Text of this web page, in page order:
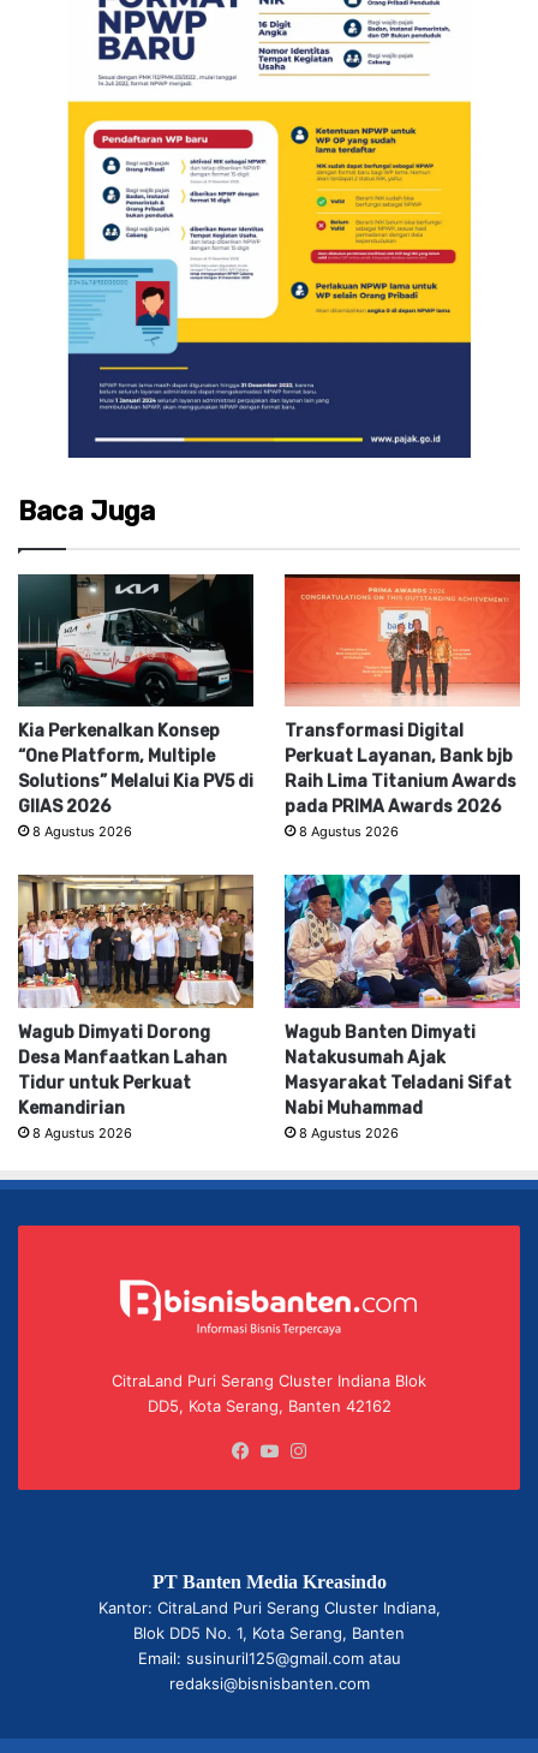
Baca Juga
Kia Perkenalkan Konsep
“One Platform, Multiple
Solutions” Melalui Kia PV5 di
GIIAS 2026
8 Agustus 2026
Transformasi Digital
Perkuat Layanan, Bank bjb
Raih Lima Titanium Awards
pada PRIMA Awards 2026
8 Agustus 2026
Wagub Dimyati Dorong
Desa Manfaatkan Lahan
Tidur untuk Perkuat
Kemandirian
8 Agustus 2026
Wagub Banten Dimyati
Natakusumah Ajak
Masyarakat Teladani Sifat
Nabi Muhammad
8 Agustus 2026
CitraLand Puri Serang Cluster Indiana Blok
DD5, Kota Serang, Banten 42162
Facebook
YouTube
PT Banten Media Kreasindo
Kantor: CitraLand Puri Serang Cluster Indiana,
Blok DD5 No. 1, Kota Serang, Banten
Email: susinuril125@gmail.com atau
redaksi@bisnisbanten.com